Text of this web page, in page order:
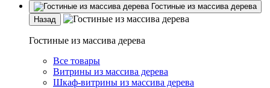
Гостиные из массива дерева
Назад
Гостиные из массива дерева
Все товары
Витрины из массива дерева
Шкаф-витрины из массива дерева